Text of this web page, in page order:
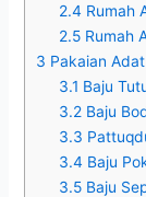
2.4 Rumah
2.5 Rumah
3 Pakaian
3.1 Baju
3.2 Baju
3.3
3.4 Baju
3.5 Baju